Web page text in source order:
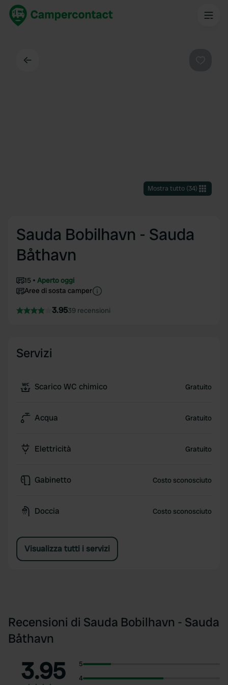
Mostra tutto(34)
Sauda Bobilhavn - Sauda
Båthavn
15
Aperto oggi
Aree di sosta camper
3.9539 recensioni
Servizi
Scarico WC chimico Gratuito
Acqua Gratuito
Elettricità Gratuito
Gabinetto Costo sconosciuto
Doccia Costo sconosciuto
Visualizza tutti i servizi
Recensioni di Sauda Bobilhavn - Sauda
Båthavn
3.95
5
4